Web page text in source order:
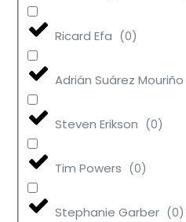
Ricard Efa (0)
Adrián Suárez Mouriño
Steven Erikson (0)
Tim Powers (0)
Stephanie Garber (0)